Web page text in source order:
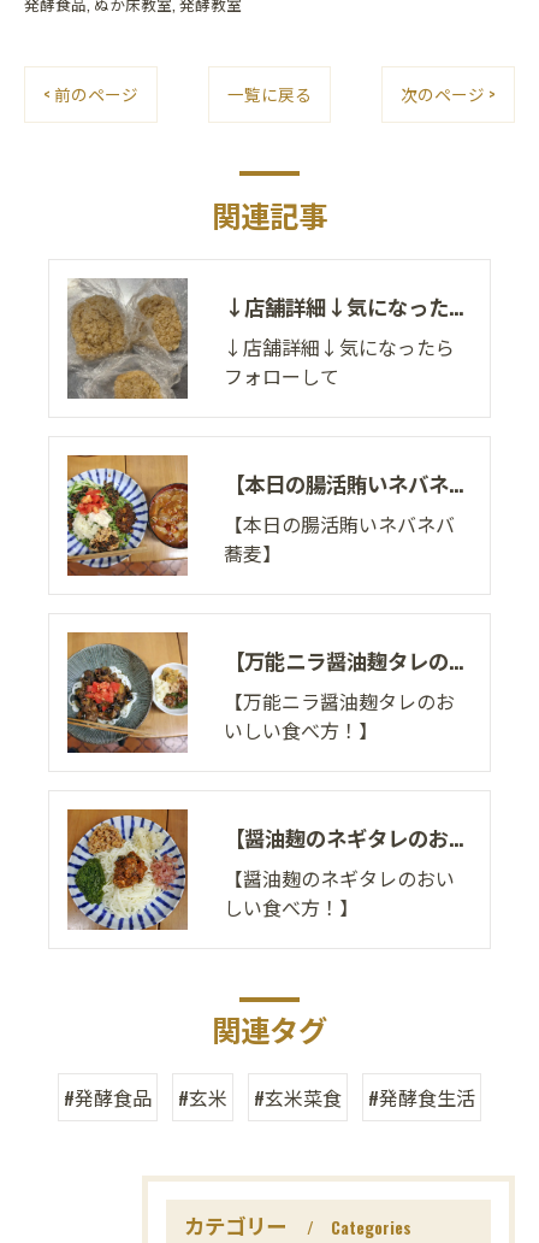
発酵食品 ぬか床教室 発酵教室
< 前のページ 一覧に戻る 次のページ >
関連記事
↓店舗詳細↓気になったらフォローして
↓店舗詳細↓気になったら
フォローして
【本日の腸活賄いネバネバ蕎麦】
【本日の腸活賄いネバネバ
蕎麦】
【万能ニラ醤油麹タレのおいしい食べ方！】
【万能ニラ醤油麹タレのお
いしい食べ方！】
【醤油麹のネギタレのおいしい食べ方！】
【醤油麹のネギタレのおい
しい食べ方！】
関連タグ
#発酵食品 #玄米 #玄米菜食 #発酵食生活
カテゴリー Categories